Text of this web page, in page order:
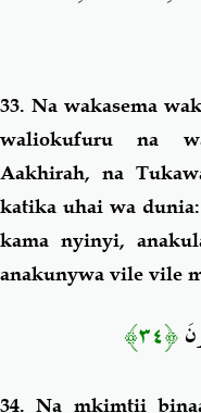
33. Na wakasema
waliokufuru na
Aakhirah, na
katika uhai wa
kama nyinyi,
anakunywa vile vile
﴿٣٤﴾
34.Na mkimtii